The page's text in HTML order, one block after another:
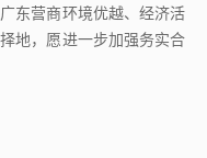
东营商环境优越、经济活
地，愿进一步加强务实合